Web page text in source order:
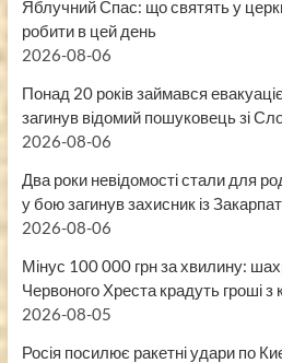
Яблучний Спас: що святять у
робити в цей день
2026-08-06
Понад 20 років займався
загинув відомий пошуковець зі
2026-08-06
Два роки невідомості стали для
у бою загинув захисник із
2026-08-06
Мінус 100 000 грн за хвилину:
Червоного Хреста крадуть гроші з
2026-08-05
Росія посилює ракетні удари по